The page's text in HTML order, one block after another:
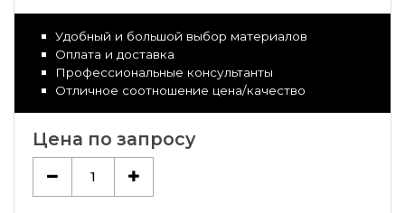
Удобный и большой выбор материалов
Оплата и доставка
Профессиональные консультанты
Отличное соотношение цена/качество
Цена по запросу
1